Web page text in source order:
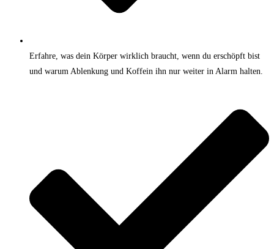
Erfahre, was dein Körper wirklich braucht, wenn du erschöpft bist
und warum Ablenkung und Koffein ihn nur weiter in Alarm halten.